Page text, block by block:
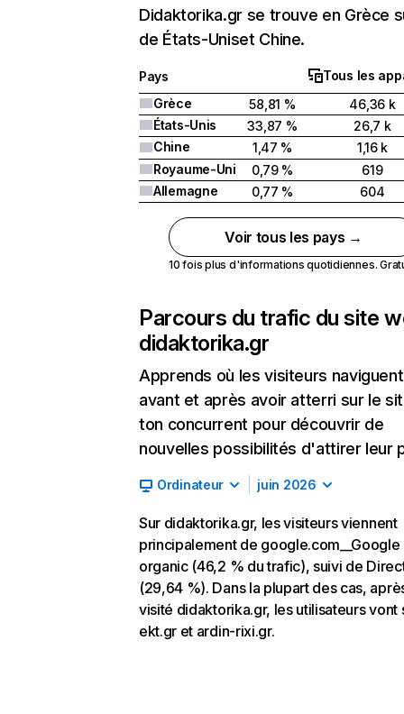
Didaktorika.gr se trouve en Grèce
de États-Uniset Chine.
Pays
Tous les
Grèce
58,81 %
46,36 k
États-Unis
33,87 %
26,7 k
Chine
1,47 %
1,16 k
Royaume-Uni
0,79 %
619
Allemagne
0,77 % 604
Voir tous les pays →
10 fois plus d'informations quotidiennes.
Parcours du trafic du site
didaktorika.gr
Apprends où les visiteurs naviguent
avant et après avoir atterri sur le
ton concurrent pour découvrir de
nouvelles possibilités d'attirer leur
Ordinateur juin 2026
Sur didaktorika.gr, les visiteurs viennent
principalement de google.com__Google
organic (46,2 % du trafic), suivi de
(29,64 %). Dans la plupart des cas,
visité didaktorika.gr, les utilisateurs vont
ekt.gr et ardin-rixi.gr.